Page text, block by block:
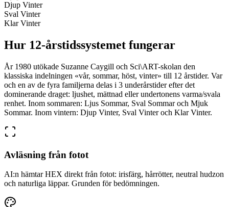
Djup Vinter
Sval Vinter
Klar Vinter
Hur 12-årstidssystemet fungerar
År 1980 utökade Suzanne Caygill och Sci\ART-skolan den
klassiska indelningen «vår, sommar, höst, vinter» till 12 årstider. Var
och en av de fyra familjerna delas i 3 underårstider efter det
dominerande draget: ljushet, mättnad eller undertonens varma/svala
renhet. Inom sommaren: Ljus Sommar, Sval Sommar och Mjuk
Sommar. Inom vintern: Djup Vinter, Sval Vinter och Klar Vinter.
Avläsning från fotot
AI:n hämtar HEX direkt från fotot: irisfärg, hårrötter, neutral hudzon
och naturliga läppar. Grunden för bedömningen.